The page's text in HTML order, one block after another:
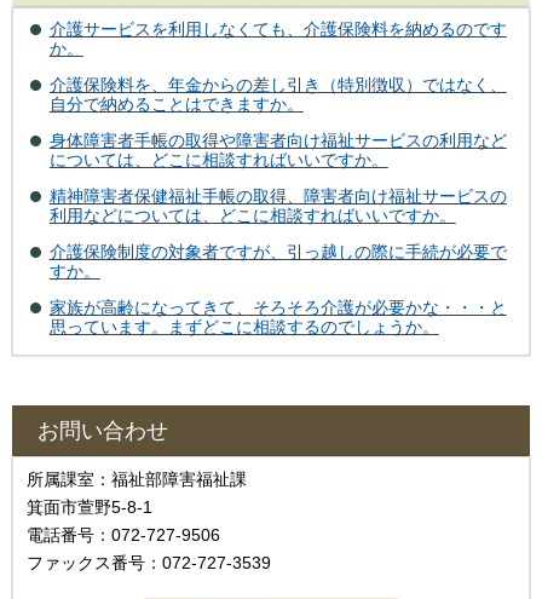
介護サービスを利用しなくても、介護保険料を納めるのです
か。
介護保険料を、年金からの差し引き（特別徴収）ではなく、
自分で納めることはできますか。
身体障害者手帳の取得や障害者向け福祉サービスの利用など
については、どこに相談すればいいですか。
精神障害者保健福祉手帳の取得、障害者向け福祉サービスの
利用などについては、どこに相談すればいいですか。
介護保険制度の対象者ですが、引っ越しの際に手続が必要で
すか。
家族が高齢になってきて、そろそろ介護が必要かな・・・と
思っています。まずどこに相談するのでしょうか。
お問い合わせ
所属課室：福祉部障害福祉課
箕面市萱野5-8-1
電話番号：072-727-9506
ファックス番号：072-727-3539